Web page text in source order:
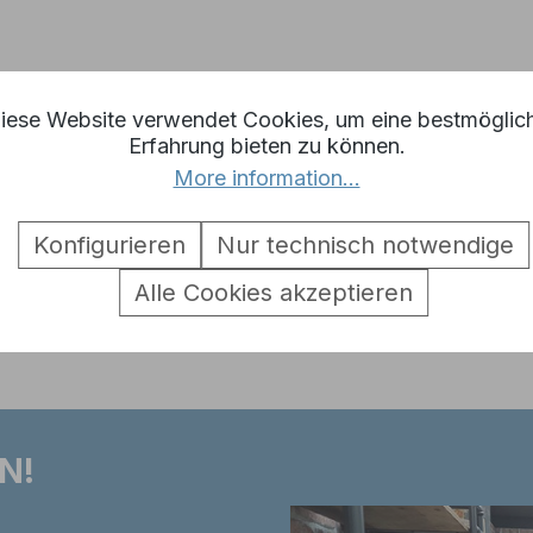
Metall Rückwand 1:16 MT098"
Website verwendet Cookies, um eine
Erfahrung bieten zu können.
More information...
Nur technisch notwendige
Konfigurieren
Alle Cookies akzeptieren